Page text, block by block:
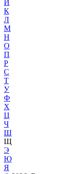
Й
К
Л
М
Н
О
П
Р
С
Т
У
Ф
Х
Ц
Ч
Ш
Щ
Э
Ю
Я